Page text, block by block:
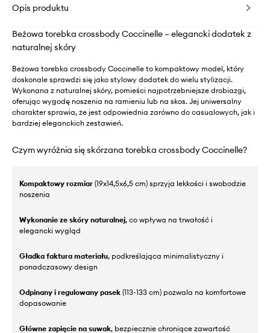
Opis produktu
Beżowa torebka crossbody Coccinelle – elegancki dodatek z
naturalnej skóry
Beżowa torebka crossbody Coccinelle to kompaktowy model, który
doskonale sprawdzi się jako stylowy dodatek do wielu stylizacji.
Wykonana z naturalnej skóry, pomieści najpotrzebniejsze drobiazgi,
oferując wygodę noszenia na ramieniu lub na skos. Jej uniwersalny
charakter sprawia, że jest odpowiednia zarówno do casualowych, jak i
bardziej eleganckich zestawień.
Czym wyróżnia się skórzana torebka crossbody Coccinelle?
Kompaktowy rozmiar (19x14,5x6,5 cm) sprzyja lekkości i swobodzie
noszenia
Wykonanie ze skóry naturalnej, co wpływa na trwałość i
elegancki wygląd
Gładka faktura materiału, podkreślająca minimalistyczny i
ponadczasowy design
Odpinany i regulowany pasek (113-133 cm) pozwala na komfortowe
dopasowanie
Główne zapięcie na suwak, bezpiecznie chroniące zawartość